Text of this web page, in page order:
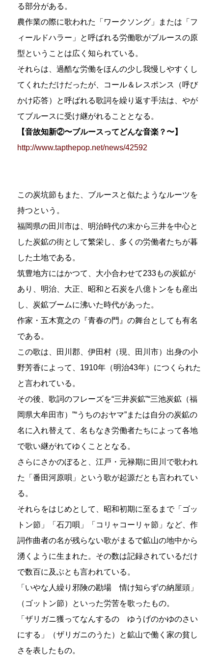
る部分がある。
農作業の際に歌われた「ワークソング」または「フ
ィールドハラー」と呼ばれる労働歌がブルースの原
型ということは広く知られている。
それらは、過酷な労働をほんの少し我慢しやすくし
てくれただけだったが、コール＆レスポンス（呼び
かけ応答）と呼ばれる歌詞を繰り返す手法は、やが
てブルースに受け継がれることとなる。
【音故知新②〜ブルースってどんな音楽？〜】
http://www.tapthepop.net/news/42592
この炭坑節もまた、ブルースと似たようなルーツを
持つという。
福岡県の田川市は、明治時代の末から三井を中心と
した炭鉱の街として繁栄し、多くの労働者たちが暮
した土地である。
筑豊地方にはかつて、大小合わせて233もの炭鉱が
あり、明治、大正、昭和と石炭を八億トンをも産出
し、炭鉱ブームに沸いた時代があった。
作家・五木寛之の『青春の門』の舞台としても有名
である。
この歌は、田川郡、伊田村（現、田川市）出身の小
野芳香によって、1910年（明治43年）につくられた
と言われている。
その後、歌詞のフレーズを“三井炭鉱”“三池炭鉱（福
岡県大牟田市）”“うちのおヤマ”または自分の炭鉱の
名に入れ替えて、名もなき労働者たちによって各地
で歌い継がれてゆくこととなる。
さらにさかのぼると、江戸・元禄期に田川で歌われ
た「番田河原唄」という歌が起源だとも言われてい
る。
それらをはじめとして、昭和初期に至るまで「ゴッ
トン節」「石刀唄」「コリャコーリャ節」など、作
詞作曲者の名が残らない歌がまるで鉱山の地中から
湧くように生まれた。その数は記録されているだけ
で数百に及ぶとも言われている。
「いやな人繰り邪険の勘場 情け知らずの納屋頭」
（ゴットン節）といった労苦を歌ったもの。
「ザリガニ獲ってなんするの ゆうげのかゆのさい
にする」（ザリガニのうた）と鉱山で働く家の貧し
さを表したもの。